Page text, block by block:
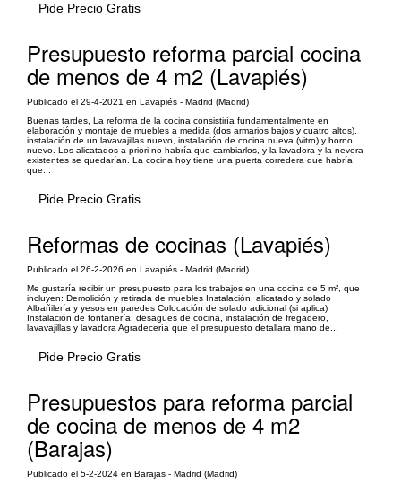
Pide Precio Gratis
Presupuesto reforma parcial cocina
de menos de 4 m2 (Lavapiés)
Publicado el 29-4-2021 en Lavapiés - Madrid (Madrid)
Buenas tardes, La reforma de la cocina consistiría fundamentalmente en
elaboración y montaje de muebles a medida (dos armarios bajos y cuatro altos),
instalación de un lavavajillas nuevo, instalación de cocina nueva (vitro) y horno
nuevo. Los alicatados a priori no habría que cambiarlos, y la lavadora y la nevera
existentes se quedarían. La cocina hoy tiene una puerta corredera que habría
que...
Pide Precio Gratis
Reformas de cocinas (Lavapiés)
Publicado el 26-2-2026 en Lavapiés - Madrid (Madrid)
Me gustaría recibir un presupuesto para los trabajos en una cocina de 5 m², que
incluyen: Demolición y retirada de muebles Instalación, alicatado y solado
Albañilería y yesos en paredes Colocación de solado adicional (si aplica)
Instalación de fontanería: desagües de cocina, instalación de fregadero,
lavavajillas y lavadora Agradecería que el presupuesto detallara mano de...
Pide Precio Gratis
Presupuestos para reforma parcial
de cocina de menos de 4 m2
(Barajas)
Publicado el 5-2-2024 en Barajas - Madrid (Madrid)